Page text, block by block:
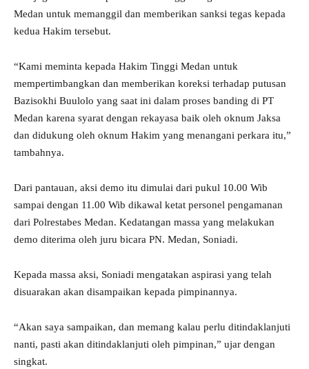
Medan untuk memanggil dan memberikan sanksi tegas kepada
kedua Hakim tersebut.
“Kami meminta kepada Hakim Tinggi Medan untuk
mempertimbangkan dan memberikan koreksi terhadap putusan
Bazisokhi Buulolo yang saat ini dalam proses banding di PT
Medan karena syarat dengan rekayasa baik oleh oknum Jaksa
dan didukung oleh oknum Hakim yang menangani perkara itu,”
tambahnya.
Dari pantauan, aksi demo itu dimulai dari pukul 10.00 Wib
sampai dengan 11.00 Wib dikawal ketat personel pengamanan
dari Polrestabes Medan. Kedatangan massa yang melakukan
demo diterima oleh juru bicara PN. Medan, Soniadi.
Kepada massa aksi, Soniadi mengatakan aspirasi yang telah
disuarakan akan disampaikan kepada pimpinannya.
“Akan saya sampaikan, dan memang kalau perlu ditindaklanjuti
nanti, pasti akan ditindaklanjuti oleh pimpinan,” ujar dengan
singkat.